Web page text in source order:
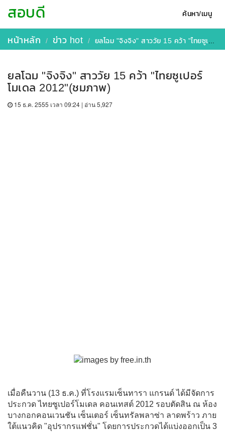
ค้นหา/เมนู
สอบดี
หน้าหลัก ข่าว hot ยลโฉม "จิงจิง" สาววัย 15 คว้า "ไทยซูเปอร์โมเดล 2012"(ชมภาพ)
ยลโฉม "จิงจิง" สาววัย 15 คว้า "ไทยซูเปอร์
โมเดล 2012"(ชมภาพ)
15 ธ.ค. 2555 เวลา 09:24 | อ่าน 5,927
เมื่อคืนวาน (13 ธ.ค.) ที่โรงแรมเซ็นทารา แกรนด์ ได้มีจัดการ
ประกวด ไทยซูเปอร์โมเดล คอนเทสต์ 2012 รอบตัดสิน ณ ห้อง
บางกอกคอนเวนชัน เซ็นเตอร์ เซ็นทรัลพลาซ่า ลาดพร้าว ภาย
ใต้แนวคิด "อุปรากรแฟชั่น" โดยการประกวดได้แบ่งออกเป็น 3